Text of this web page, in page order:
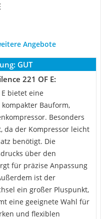
Angebote
GUT
221 OF E:
bietet eine
Bauform,
Besonders
der Kompressor leicht
benötigt. Die
über den
für präzise Anpassung
ist der
ein großer Pluspunkt,
eine geeignete Wahl für
und flexiblen